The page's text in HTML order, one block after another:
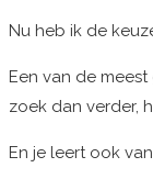
Nu heb ik de
Een van de
zoek dan verder,
En je leert ook